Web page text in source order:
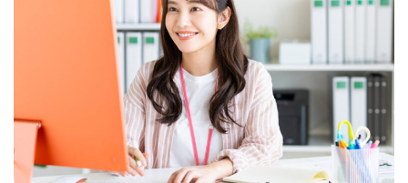
Famm(ファム)Webデザイナースクール卒業後の案件獲得
の評判・口コミ
Famm(ファム)Webデザイナースクールの割引キャンペーン
の評判・口コミ
Famm(ファム)Webデザイナースクールの分割払いの評
判・口コミ
Famm(ファム)Webデザイナースクールのコミュニティの評